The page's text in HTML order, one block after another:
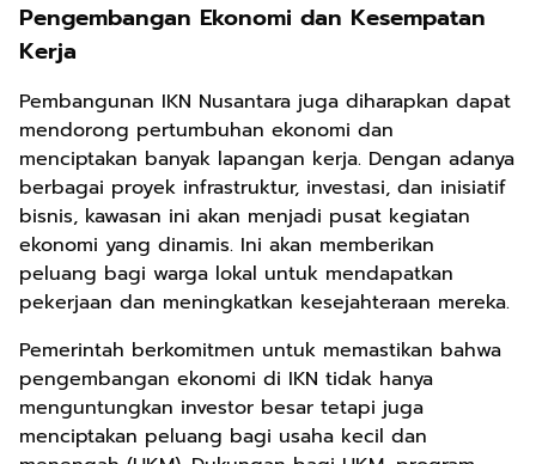
Pengembangan Ekonomi dan Kesempatan
Kerja
Pembangunan IKN Nusantara juga diharapkan dapat
mendorong pertumbuhan ekonomi dan
menciptakan banyak lapangan kerja. Dengan adanya
berbagai proyek infrastruktur, investasi, dan inisiatif
bisnis, kawasan ini akan menjadi pusat kegiatan
ekonomi yang dinamis. Ini akan memberikan
peluang bagi warga lokal untuk mendapatkan
pekerjaan dan meningkatkan kesejahteraan mereka.
Pemerintah berkomitmen untuk memastikan bahwa
pengembangan ekonomi di IKN tidak hanya
menguntungkan investor besar tetapi juga
menciptakan peluang bagi usaha kecil dan